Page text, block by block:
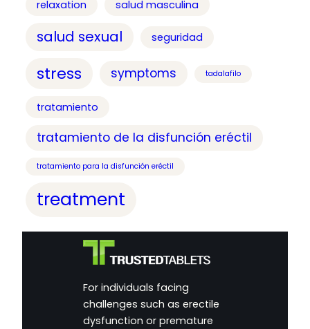
relaxation salud masculina
salud sexual seguridad
stress symptoms tadalafilo
tratamiento
tratamiento de la disfunción eréctil
tratamiento para la disfunción eréctil
treatment
For individuals facing
challenges such as erectile
dysfunction or premature